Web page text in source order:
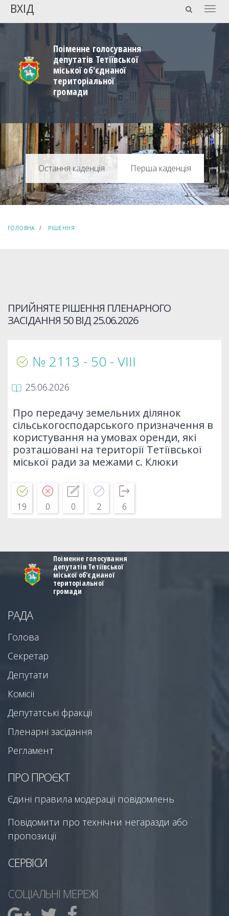
ВХІД
Поіменне голосування
депутатів Тетіївської
міської об'єднаної
територіальної
громади
Перша каденція
ГОЛОВНА РІШЕННЯ
ПРИЙНЯТЕ РІШЕННЯ ПЛЕНАРНОГО
ЗАСІДАННЯ 50 ВІД25.06.2026
№ 2113 - 50 - VIIІ
25.06.2026
Про передачу земельних ділянок
сільськогосподарського призначення в
користування на умовах оренди, які
розташовані на території Тетіївської
міської ради за межами с. Клюки
19 0 0 2 6
Поіменне голосування
депутатів Тетіївської
міської об'єднаної
територіальної
громади
РАДА
Голова
Секретар
Депутати
Комісії
Депутатські фракції
Пленарні засідання
Регламент
ПРО ПРОЄКТ
Єдині правила модерації повідомлень
Повідомити про технічни негаразди або
пропозиції
СЕРВІСИ
СОЦІАЛЬНІ МЕРЕЖІ